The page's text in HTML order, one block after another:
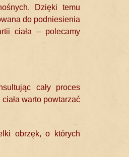
Dzięki temu
do podniesienia
ciała – polecamy
cały proces
warto powtarzać
obrzęk, o których